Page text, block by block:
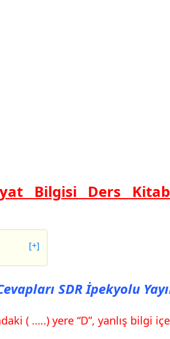
Bilgisi Ders
[+]
SDR
SDR İpekyolu
( …..) yere “D”, yanlış bilgi